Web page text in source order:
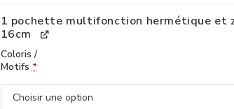
1 pochette multifonction hermétique et
16cm
Coloris /
Motifs *